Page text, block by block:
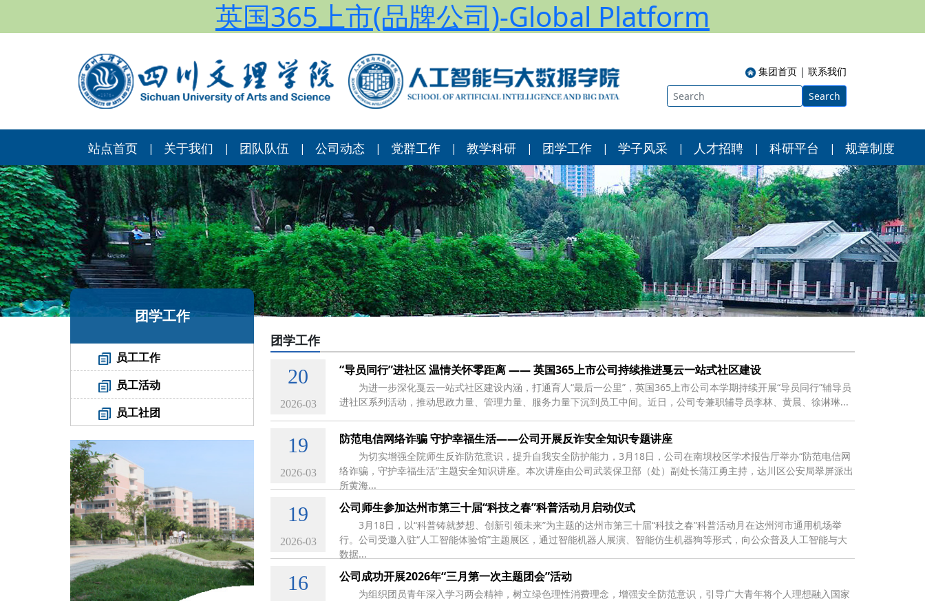
英国365上市(品牌公司)-Global Platform
集团首页 | 联系我们
Search
站点首页 | 关于我们 | 团队队伍 | 公司动态 | 党群工作 | 教学科研 | 团学工作 | 学子风采 | 人才招聘 | 科研平台 | 规章制度
团学工作
员工工作
员工活动
员工社团
团学工作
20
2026-03
“导员同行”进社区 温情关怀零距离 —— 英国365上市公司持续推进戛云一站式社区建设
为进一步深化戛云一站式社区建设内涵，打通育人“最后一公里”，英国365上市公司本学期持续开展“导员同行”辅导员
进社区系列活动，推动思政力量、管理力量、服务力量下沉到员工中间。近日，公司专兼职辅导员李林、黄晨、徐淋琳...
19
2026-03
防范电信网络诈骗 守护幸福生活——公司开展反诈安全知识专题讲座
为切实增强全院师生反诈防范意识，提升自我安全防护能力，3月18日，公司在南坝校区学术报告厅举办“防范电信网
络诈骗，守护幸福生活”主题安全知识讲座。本次讲座由公司武装保卫部（处）副处长蒲江勇主持，达川区公安局翠屏派出
所黄海...
19
2026-03
公司师生参加达州市第三十届“科技之春”科普活动月启动仪式
3月18日，以“科普铸就梦想、创新引领未来”为主题的达州市第三十届“科技之春”科普活动月在达州河市通用机场举
行。公司受邀入驻“人工智能体验馆”主题展区，通过智能机器人展演、智能仿生机器狗等形式，向公众普及人工智能与大
数据...
16 公司成功开展2026年“三月第一次主题团会”活动
为组织团员青年深入学习两会精神，树立绿色理性消费理念，增强安全防范意识，引导广大青年将个人理想融入国家